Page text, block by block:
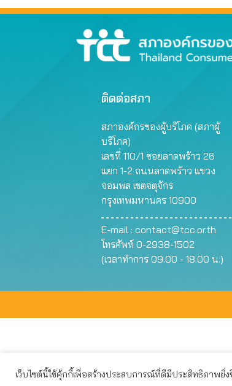
ติดต่อสภา
สภาองค์กรของผู้บริโภค (สภาผู้
บริโภค)
เลขที่ 110/1 ซอยลาดพร้าว 26
แยก 1-2 ถนนลาดพร้าว แขวง
จอมพล เขตจตุจักร
กรุงเทพมหานคร 10900
E-mail : contact@tcc.or.th
โทรศัพท์ 0-2938-1502
(เวลาทำการ 09.00 - 18.00 น.)
เว็บไซต์นี้ใช้คุ้กกี้เพื่อสร้างประสบการณ์ที่ดีมีประสิทธิภาพยิ่ง
เว็บไซต์นี้ใช้คุกกี้เพื่อมอบประสบการณ์การใช้งา